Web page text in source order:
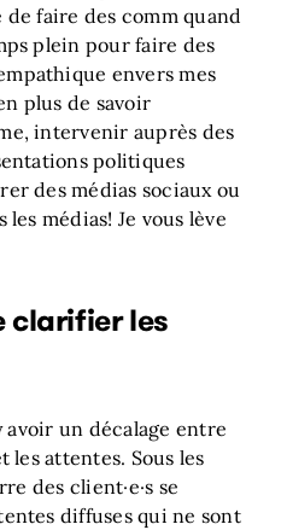
faire des comm quand
plein pour faire des
envers mes
plus de savoir
intervenir auprès des
politiques
des médias sociaux ou
médias! Je vous lève
clarifier les
avoir un décalage entre
les attentes. Sous les
des client·e·s se
diffuses qui ne sont